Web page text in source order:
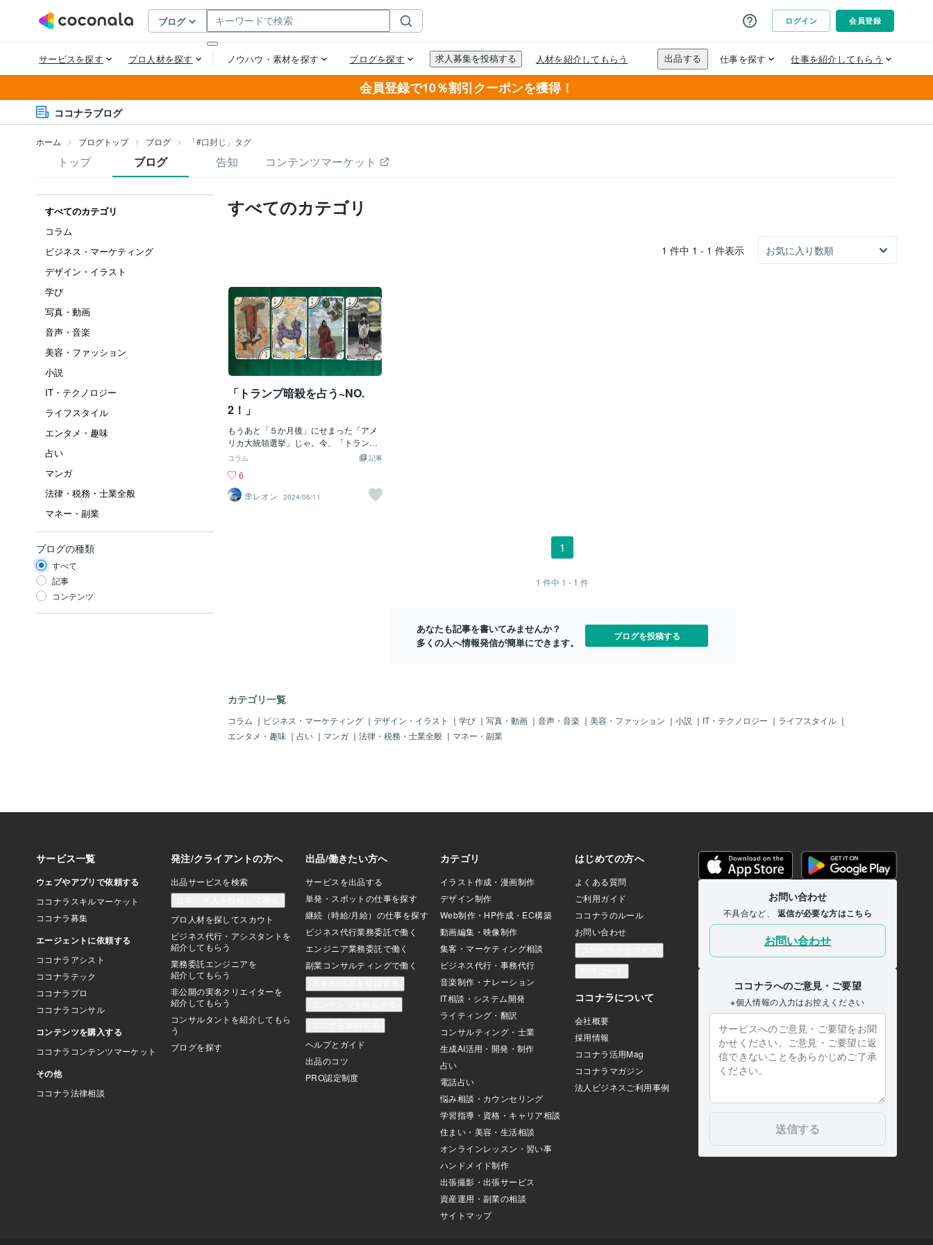
会員登録で10％割引クーポンを獲得！
ココナラブログ
ホーム ブログトップ ブログ 「#口封じ」タグ
トップ ブログ 告知 コンテンツマーケット
すべてのカテゴリ
コラム
ビジネス・マーケティング
デザイン・イラスト
学び
写真・動画
音声・音楽
美容・ファッション
小説
IT・テクノロジー
ライフスタイル
エンタメ・趣味
占い
マンガ
法律・税務・士業全般
マネー・副業
ブログの種類
すべて
記事
コンテンツ
すべてのカテゴリ
1 件中 1 - 1 件表示
「トランプ暗殺を占う~NO.
2！」
もうあと「５か月後」にせまった「アメ
リカ大統領選挙」じゃ。今、「トランプ
元大統領」が「裁判」で「有罪」となり
では？！との話題で、「アメリカ国内」
が大騒ぎじゃ。もし、監獄に収監される
と、あの「エプスタイン」の様に「収監
に「裁判」で「有罪」となったのじゃ。
まさか「収監」されないとは思うが、
「逮捕」、「収監」もまだあり得るのじ
ゃ。さて、どうなる「ドナルド・トラン
プ」・・・「安倍晋三」の様な「結果＝
罪」 であった。最悪のケースでは
「収監」され、 「長期の刑期」と
なり「大統領選挙」への 影響が心
配される。２） しかし、「トランプ」
は堂々として、裁判 に臨（のぞ）
むのだ
記事
コラム
6
李レオン
2024/06/11
1
1 件中 1 - 1 件
あなたも記事を書いてみませんか？
多くの人へ情報発信が簡単にできます。
ブログを投稿する
カテゴリ一覧
コラム ｜ ビジネス・マーケティング ｜ デザイン・イラスト ｜ 学び ｜ 写真・動画 ｜ 音声・音楽 ｜ 美容・ファッション ｜ 小説 ｜ IT・テクノロジー ｜ ライフスタイル ｜
エンタメ・趣味 ｜ 占い ｜ マンガ ｜ 法律・税務・士業全般 ｜ マネー・副業